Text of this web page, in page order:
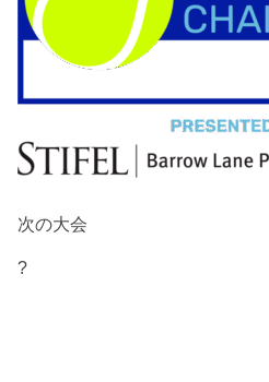
次の大会
?